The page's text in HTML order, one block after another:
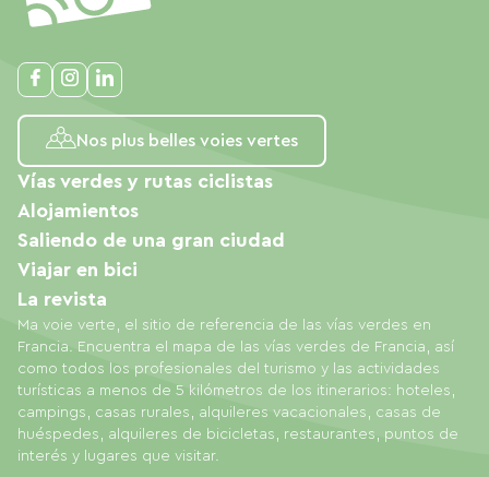
Nos plus belles voies vertes
Ma voie verte, el sitio de referencia de las vías verdes en
Francia. Encuentra el mapa de las vías verdes de Francia, así
como todos los profesionales del turismo y las actividades
turísticas a menos de 5 kilómetros de los itinerarios: hoteles,
campings, casas rurales, alquileres vacacionales, casas de
huéspedes, alquileres de bicicletas, restaurantes, puntos de
interés y lugares que visitar.
Vías verdes y rutas ciclistas
Alojamientos
Saliendo de una gran ciudad
Viajar en bici
La revista